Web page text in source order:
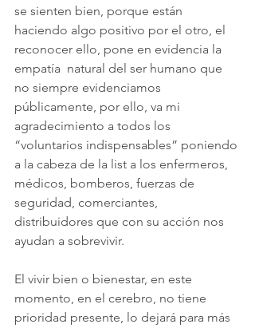
se sienten bien, porque están
haciendo algo positivo por el otro, el
reconocer ello, pone en evidencia la
empatía  natural del ser humano que
no siempre evidenciamos
públicamente, por ello, va mi
agradecimiento a todos los
“voluntarios indispensables” poniendo
a la cabeza de la list a los enfermeros,
médicos, bomberos, fuerzas de
seguridad, comerciantes,
distribuidores que con su acción nos
ayudan a sobrevivir.
El vivir bien o bienestar, en este
momento, en el cerebro, no tiene
prioridad presente, lo dejará para más